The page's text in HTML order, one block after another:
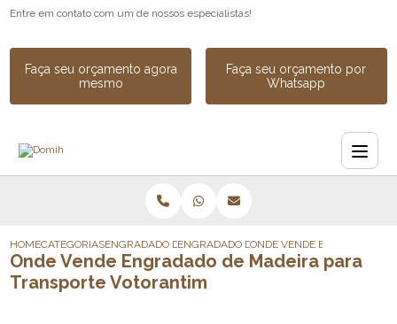
Entre em contato com um de nossos especialistas!
Faça seu orçamento agora
mesmo
Faça seu orçamento por
Whatsapp
HOMECATEGORIASENGRADADO DE MADEIRAENGRADADO DE MADEIRA INDUSTRIAL
ONDE VENDE ENGRADADO
Onde Vende Engradado de Madeira para
Transporte Votorantim